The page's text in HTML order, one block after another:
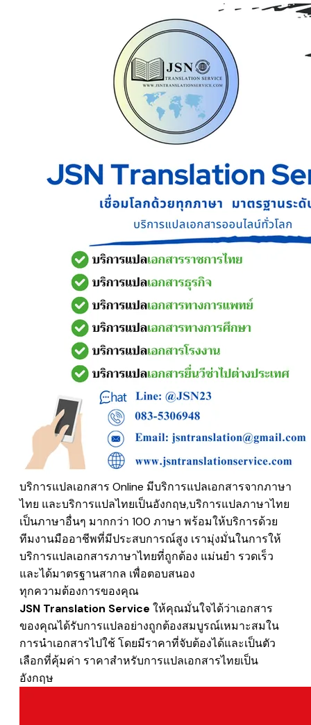
บริการแปลเอกสาร Online มีบริการแปลเอกสารจากภาษา
ไทย และบริการแปลไทยเป็นอังกฤษ,บริการแปลภาษาไทย
เป็นภาษาอื่นๆ มากกว่า 100 ภาษา พร้อมให้บริการด้วย
ทีมงานมืออาชีพที่มีประสบการณ์สูง เรามุ่งมั่นในการให้
บริการแปลเอกสารภาษาไทยที่ถูกต้อง แม่นยำ รวดเร็ว
และได้มาตรฐานสากล เพื่อตอบสนอง
ทุกความต้องการของคุณ
JSN Translation Service ให้คุณมั่นใจได้ว่าเอกสาร
ของคุณได้รับการแปลอย่างถูกต้องสมบูรณ์เหมาะสมใน
การนำเอกสารไปใช้ โดยมีราคาที่จับต้องได้และเป็นตัว
เลือกที่คุ้มค่า ราคาสำหรับการแปลเอกสารไทยเป็น
อังกฤษ